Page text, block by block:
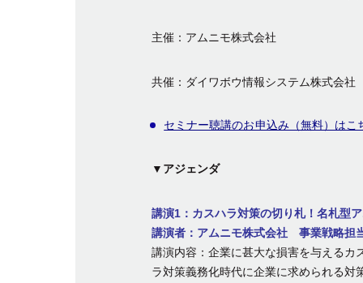
主催：アムニモ株式会社
共催：ダイワボウ情報システム株式会社
セミナー聴講のお申込み（無料）はこ
▼アジェンダ
講演1：カスハラ対策の切り札！名札型
講演者：アムニモ株式会社 事業戦略
講演内容：企業に甚大な損害を与える
ラ対策義務化時代に企業に求められる